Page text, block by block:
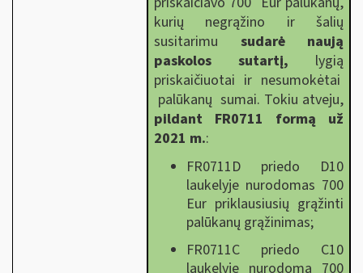
kurių negrąžino ir šalių
susitarimu sudarė naują
paskolos sutartį, lygią
priskaičiuotai ir nesumokėtai
palūkanų sumai. Tokiu atveju,
pildant FR0711 formą už
2021 m.:
FR0711D priedo D10
laukelyje nurodomas 700
Eur priklausiusių grąžinti
palūkanų grąžinimas;
FR0711C priedo C10
laukelyje nurodoma 700